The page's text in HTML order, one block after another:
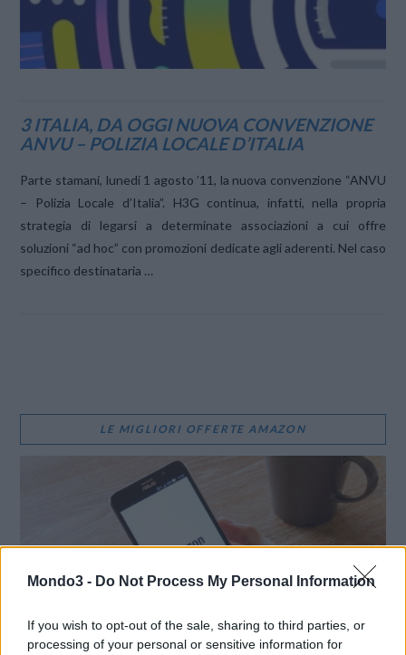
Mondo3 - Do Not Process My Personal Information
If you wish to opt-out of the sale, sharing to third parties, or
processing of your personal or sensitive information for
3 ITALIA, DA OGGI NUOVA CONVENZIONE
ANVU – POLIZIA LOCALE D’ITALIA
Parte stamani, lunedi 1 agosto ’11, la nuova convenzione “ANVU
– Polizia Locale d’Italia”. H3G continua, infatti, nella propria
strategia di legarsi a determinate associazioni a cui offre
soluzioni “ad hoc” con promozioni dedicate agli aderenti. Nel caso
specifico destinataria …
LE MIGLIORI OFFERTE AMAZON